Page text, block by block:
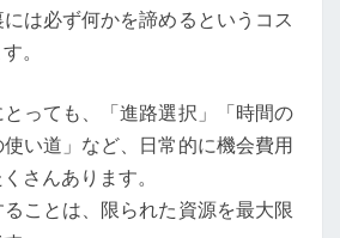
は必ず何かを諦めるというコス
。
っても、「進路選択」「時間の
い道」など、日常的に機会費用
さんあります。
ことは、限られた資源を最大限